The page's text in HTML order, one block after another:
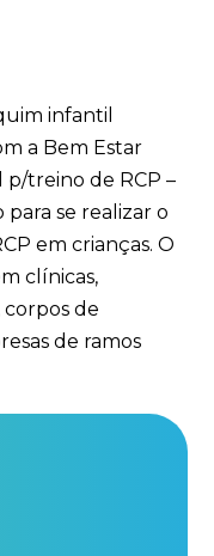
infantil
a Bem Estar
treino de RCP –
se realizar o
em crianças. O
clínicas,
corpos de
de ramos